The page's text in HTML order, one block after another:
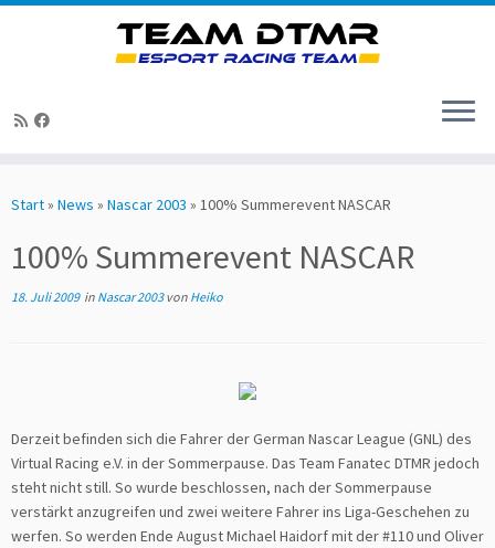
Inhalt
Start» News » Nascar 2003 » 100% Summerevent NASCAR
100% Summerevent NASCAR
18. Juli 2009in Nascar 2003von Heiko
Derzeit befinden sich die Fahrer der German Nascar League (GNL) des
Virtual Racing e.V. in der Sommerpause. Das Team Fanatec DTMR jedoch
steht nicht still. So wurde beschlossen, nach der Sommerpause
verstärkt anzugreifen und zwei weitere Fahrer ins Liga-Geschehen zu
werfen. So werden Ende August Michael Haidorf mit der #110 und Oliver